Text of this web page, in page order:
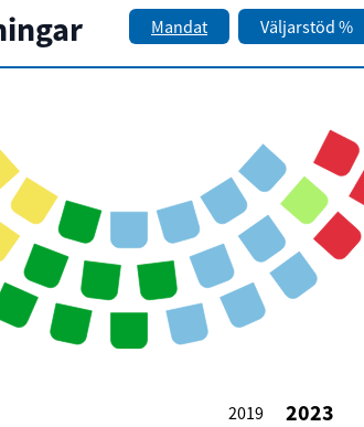
Mandat Väljarstöd %
2019 2023